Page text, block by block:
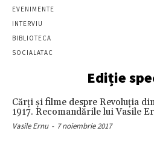
EVENIMENTE
INTERVIU
BIBLIOTECA
SOCIALATAC
Ediție
Cărţi şi filme despre Revoluţia
1917. Recomandările lui Vasile
Vasile Ernu - 7 noiembrie 2017